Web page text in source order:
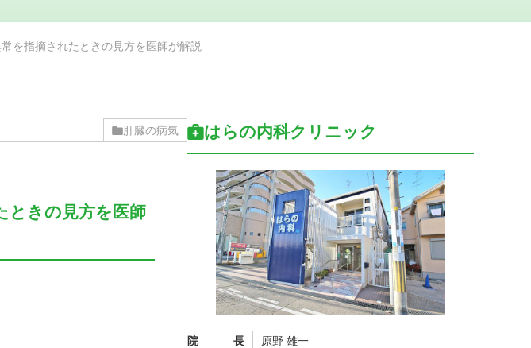
を指摘されたときの見方を医師が解説
肝臓の病気
ときの見方を医師
はらの内科クリニック
院長
原野 雄一